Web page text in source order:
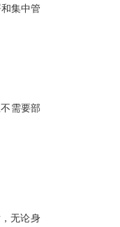
集中管
需要部
无论身